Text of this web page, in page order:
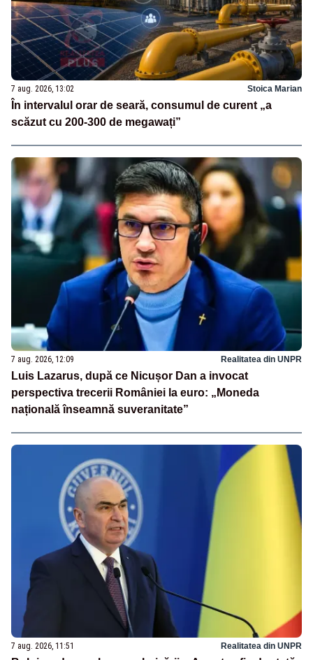
7 aug. 2026, 13:02 Stoica Marian
În intervalul orar de seară, consumul de curent „a
scăzut cu 200-300 de megawați”
7 aug. 2026, 12:09 Realitatea din UNPR
Luis Lazarus, după ce Nicușor Dan a invocat
perspectiva trecerii României la euro: „Moneda
națională înseamnă suveranitate”
7 aug. 2026, 11:51 Realitatea din UNPR